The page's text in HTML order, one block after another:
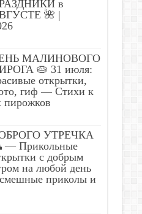
в
🌺 |
МАЛИНОВОГО
🥧 31 июля:
открытки,
гиф — Стихи к
УТРЕЧКА
— Прикольные
с добрым
на любой день
приколы и